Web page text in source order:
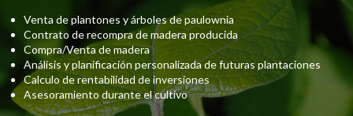
Venta de plantones y árboles de paulownia
Contrato de recompra de madera producida
Compra/Venta de madera
Análisis y planificación personalizada de futuras plantaciones
Calculo de rentabilidad de inversiones
Asesoramiento durante el cultivo